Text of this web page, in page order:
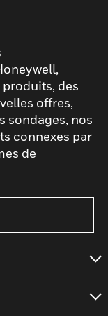
des
offres,
sondages, nos
connexes par
de